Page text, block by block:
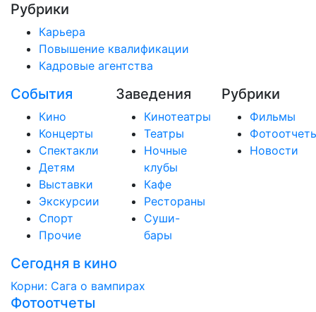
Рубрики
Карьера
Повышение квалификации
Кадровые агентства
События
Кино
Концерты
Спектакли
Детям
Выставки
Экскурсии
Спорт
Прочие
Заведения
Кинотеатры
Театры
Ночные
клубы
Кафе
Рестораны
Суши-
бары
Рубрики
Фильмы
Новости
Сегодня в кино
Корни: Сага о вампирах
Фотоотчеты